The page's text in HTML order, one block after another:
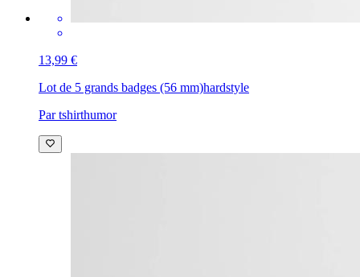
13,99 €
Lot de 5 grands badges (56 mm)hardstyle
Par tshirthumor